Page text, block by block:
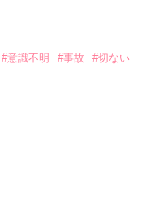
#意識不明 #事故 #切ない